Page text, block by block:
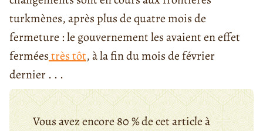
turkmènes, après plus de quatre mois de
fermeture : le gouvernement les avaient en effet
ferméestrès tôt, à la fin du mois de février
dernier . . .
Vous avez encore 80 % de cet article à